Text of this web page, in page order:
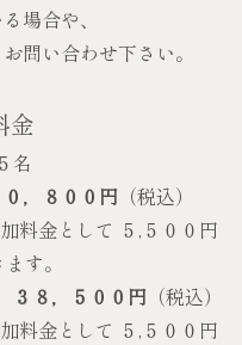
場合や、
問い合わせ下さい。
金
名
０，８００円 （税込）
料金として ５,５００円
す。
３８，５００円 （税込）
料金として ５,５００円